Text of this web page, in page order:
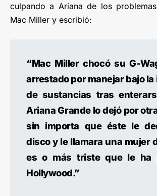
culpando a Ariana de los
Mac Miller y escribió:
“Mac Miller chocó su G-
arrestado por manejar bajo
de sustancias tras
Ariana Grande lo dejó por
sin importa que éste le
disco y le llamara una mujer
es o más triste que le ha
Hollywood.”